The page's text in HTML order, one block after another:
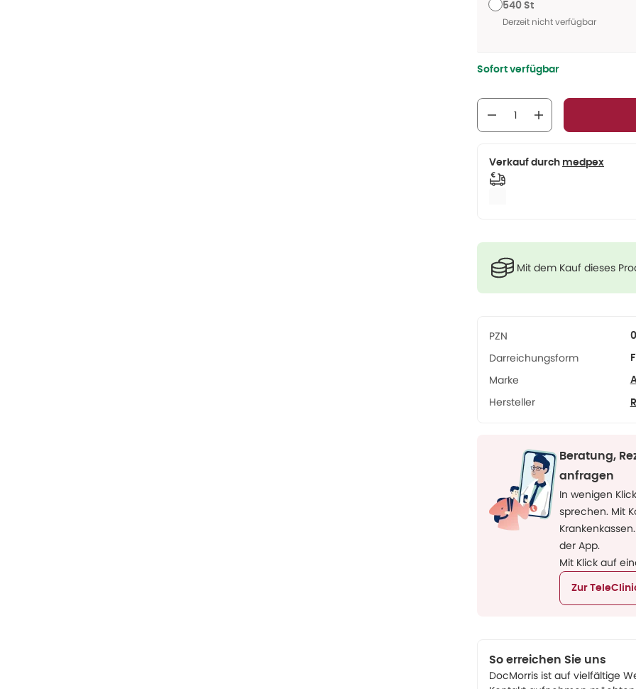
540 St
Derzeit nicht verfügbar
Sofort verfügbar
Verkauf durch medpex
Mit dem Kauf dieses
PZN
Darreichungsform
Marke
Hersteller
Beratung,
anfragen
In wenigen
sprechen. Mit
der App.
Mit Klick auf
Zur
So erreichen Sie uns
DocMorris ist auf vielfältige